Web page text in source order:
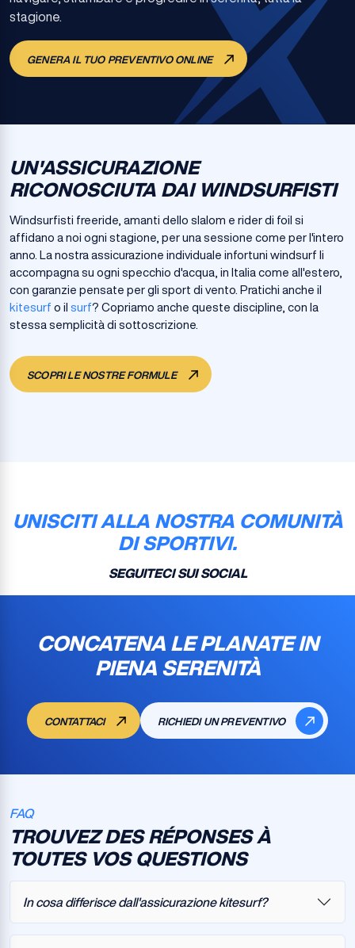
stagione.
GENERA IL TUO PREVENTIVO ONLINE
UN'ASSICURAZIONE
RICONOSCIUTA DAI WINDSURFISTI
Windsurfisti freeride, amanti dello slalom e rider di foil si
affidano a noi ogni stagione, per una sessione come per l'intero
anno. La nostra assicurazione individuale infortuni windsurf li
accompagna su ogni specchio d'acqua, in Italia come all'estero,
con garanzie pensate per gli sport di vento. Pratichi anche il
kitesurf o il surf? Copriamo anche queste discipline, con la
stessa semplicità di sottoscrizione.
SCOPRI LE NOSTRE FORMULE
UNISCITI ALLA NOSTRA COMUNITÀ
DI SPORTIVI.
SEGUITECI SUI SOCIAL
CONCATENA LE PLANATE IN
PIENA SERENITÀ
CONTATTACI RICHIEDI UN PREVENTIVO
FAQ
TROUVEZ DES RÉPONSES À
TOUTES VOS QUESTIONS
In cosa differisce dall'assicurazione kitesurf?